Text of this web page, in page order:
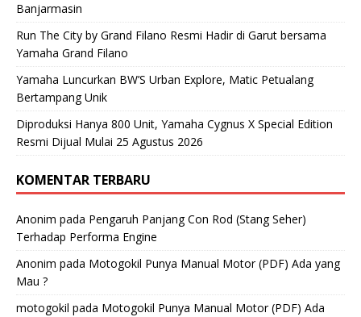
Banjarmasin
Run The City by Grand Filano Resmi Hadir di Garut bersama
Yamaha Grand Filano
Yamaha Luncurkan BW’S Urban Explore, Matic Petualang
Bertampang Unik
Diproduksi Hanya 800 Unit, Yamaha Cygnus X Special Edition
Resmi Dijual Mulai 25 Agustus 2026
KOMENTAR TERBARU
Anonim pada Pengaruh Panjang Con Rod (Stang Seher)
Terhadap Performa Engine
Anonim pada Motogokil Punya Manual Motor (PDF) Ada yang
Mau ?
motogokil pada Motogokil Punya Manual Motor (PDF) Ada